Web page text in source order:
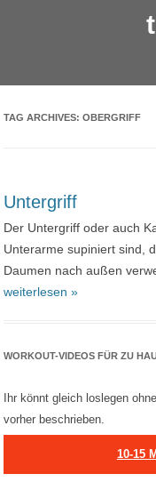
TAG ARCHIVES:OBERGRIFF
Untergriff
Der Untergriff oder auch
Unterarme supiniert sind,
Daumen nach außen
weiterlesen »
WORKOUT-VIDEOS FÜR ZU
Ihr könnt gleich loslegen
vorher beschrieben.
10-15